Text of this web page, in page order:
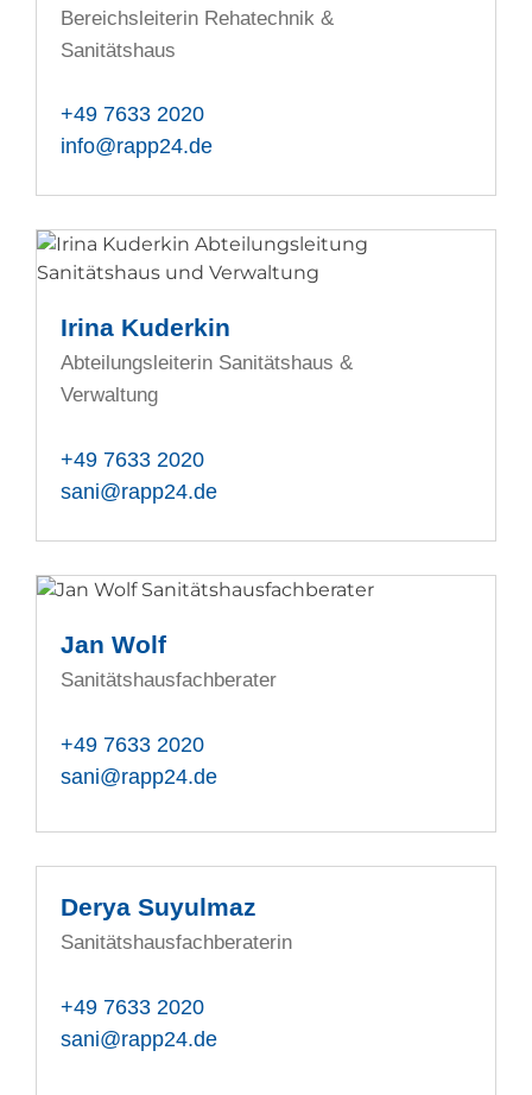
Bereichsleiterin Rehatechnik &
Sanitätshaus
+49 7633 2020
info@rapp24.de
Irina Kuderkin
Abteilungsleiterin Sanitätshaus &
Verwaltung
+49 7633 2020
sani@rapp24.de
Jan Wolf
Sanitätshausfachberater
+49 7633 2020
sani@rapp24.de
Derya Suyulmaz
Sanitätshausfachberaterin
+49 7633 2020
sani@rapp24.de